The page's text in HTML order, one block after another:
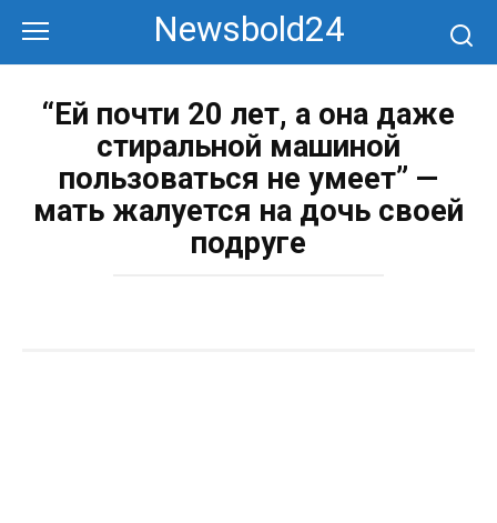
контенту
Newsbold24
“Ей почти 20 лет, а она даже
стиральной машиной
пользоваться не умеет” —
мать жалуется на дочь своей
подруге